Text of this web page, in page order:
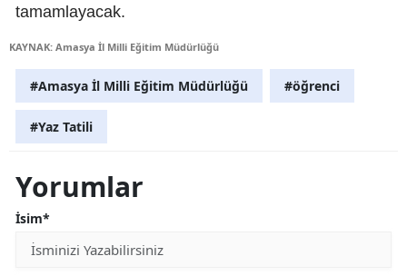
tamamlayacak.
KAYNAK: Amasya İl Milli Eğitim Müdürlüğü
#Amasya İl Milli Eğitim Müdürlüğü #öğrenci
#Yaz Tatili
Yorumlar
İsim*